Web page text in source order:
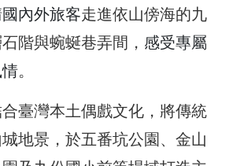
內外旅客走進依山傍海的九
階與蜿蜒巷弄間， 感受專屬
。
臺灣本土偶戲文化，將傳統
地景，於五番坑公園、金山